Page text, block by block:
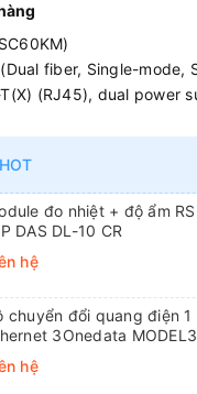
fiber, Single-mode,
(RJ45), dual power
đo nhiệt + độ ẩm
DAS DL-10 CR
hệ
chuyển đổi quang điện
3Onedata
hệ